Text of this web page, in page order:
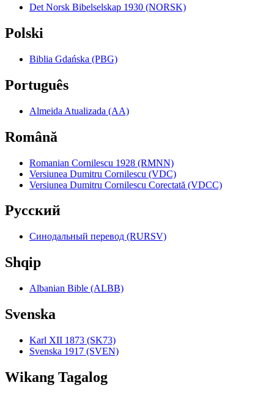
Det Norsk Bibelselskap 1930 (NORSK)
Polski
Biblia Gdańska (PBG)
Português
Almeida Atualizada (AA)
Română
Romanian Cornilescu 1928 (RMNN)
Versiunea Dumitru Cornilescu (VDC)
Versiunea Dumitru Cornilescu Corectată (VDCC)
Pyccкий
Синодальный перевод (RURSV)
Shqip
Albanian Bible (ALBB)
Svenska
Karl XII 1873 (SK73)
Svenska 1917 (SVEN)
Wikang Tagalog